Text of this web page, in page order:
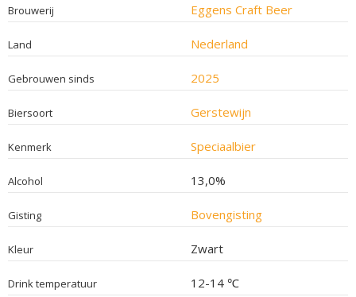
Brouwerij Eggens Craft Beer
Land Nederland
Gebrouwen sinds 2025
Biersoort Gerstewijn
Kenmerk Speciaalbier
Alcohol 13,0%
Gisting Bovengisting
Kleur Zwart
Drink temperatuur 12-14 ℃